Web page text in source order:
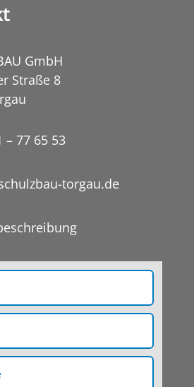
GmbH
Straße 8
– 77 65 53
torgau.de